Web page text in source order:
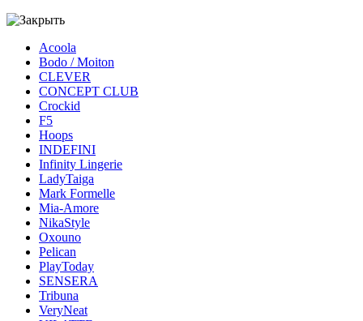
Acoola
Bodo / Moiton
CLEVER
CONCEPT CLUB
Crockid
F5
Hoops
INDEFINI
Infinity Lingerie
LadyTaiga
Mark Formelle
Mia-Amore
NikaStyle
Oxouno
Pelican
PlayToday
SENSERA
Tribuna
VeryNeat